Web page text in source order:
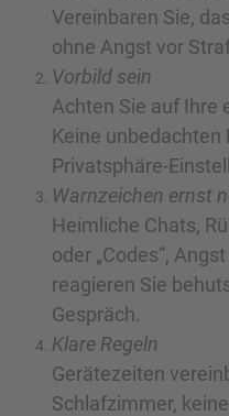
Vereinbaren Sie,
ohne Angst vor
Vorbild sein
Achten Sie auf Ihre
Keine
Privatsphäre-
Warnzeichen ernst
Heimliche Chats,
oder „Codes“,
reagieren Sie
Gespräch.
Klare Regeln
Gerätezeiten
Schlafzimmer,